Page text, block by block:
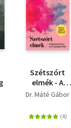
Szétszórt
elmék - A
Dr. Máté Gábor